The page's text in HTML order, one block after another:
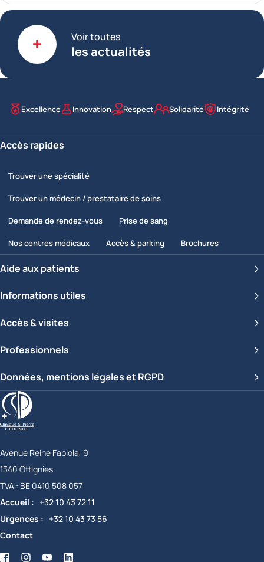
Voir toutes
les actualités
Nos valeurs
Excellence Innovation Respect Solidarité Intégrité
Accès rapides
Trouver une spécialité
Trouver un médecin / prestataire de soins
Demande de rendez-vous Prise de sang
Nos centres médicaux Accès & parking Brochures
Aide aux patients
Informations utiles
Accès & visites
Professionnels
Données, mentions légales et RGPD
Clinique Saint-Pierre Ottignies
Avenue Reine Fabiola, 9
1340 Ottignies
Belgique
TVA : BE 0410 508 057
Accueil
+32 10 43 72 11
Urgences
+32 10 43 73 56
Contact